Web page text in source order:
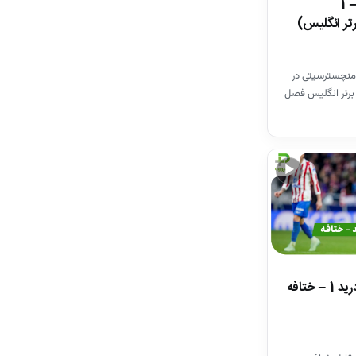
خلاصه بازی وستهم 1 – 1
انگلیس)
در
انگلیس فصل
▶
خلاصه بازی اتلتیکومادرید 1 – ختافه